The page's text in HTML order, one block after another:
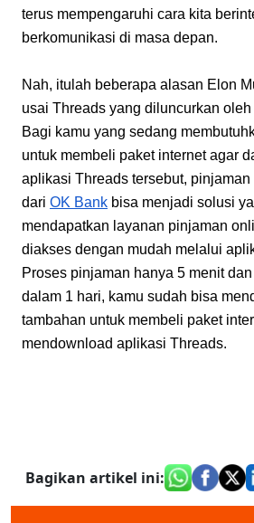
terus mempengaruhi cara kita
berkomunikasi di masa depan.
Nah, itulah beberapa alasan Elon
usai Threads yang diluncurkan
Bagi kamu yang sedang
untuk membeli paket internet agar
aplikasi Threads tersebut,
dari OK Bank bisa menjadi solusi
mendapatkan layanan pinjaman
diakses dengan mudah melalui
Proses pinjaman hanya 5 menit
dalam 1 hari, kamu sudah bisa
tambahan untuk membeli paket
mendownload aplikasi Threads.
Bagikan artikel ini: